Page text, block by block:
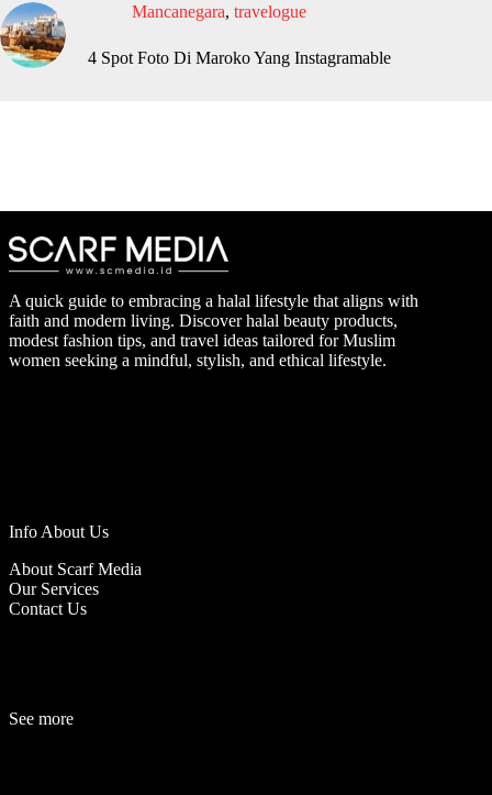
Mancanegara, travelogue
4 Spot Foto Di Maroko Yang Instagramable
A quick guide to embracing a halal lifestyle that aligns with
faith and modern living. Discover halal beauty products,
modest fashion tips, and travel ideas tailored for Muslim
women seeking a mindful, stylish, and ethical lifestyle.
Info About Us
About Scarf Media
Our Services
Contact Us
See more